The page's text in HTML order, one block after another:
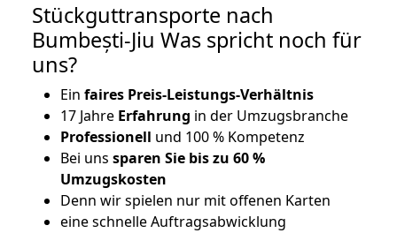
Stückguttransporte nach
Bumbești-Jiu Was spricht noch für
uns?
Ein faires Preis-Leistungs-Verhältnis
17 Jahre Erfahrung in der Umzugsbranche
Professionell und 100 % Kompetenz
Bei uns sparen Sie bis zu 60 %
Umzugskosten
Denn wir spielen nur mit offenen Karten
eine schnelle Auftragsabwicklung